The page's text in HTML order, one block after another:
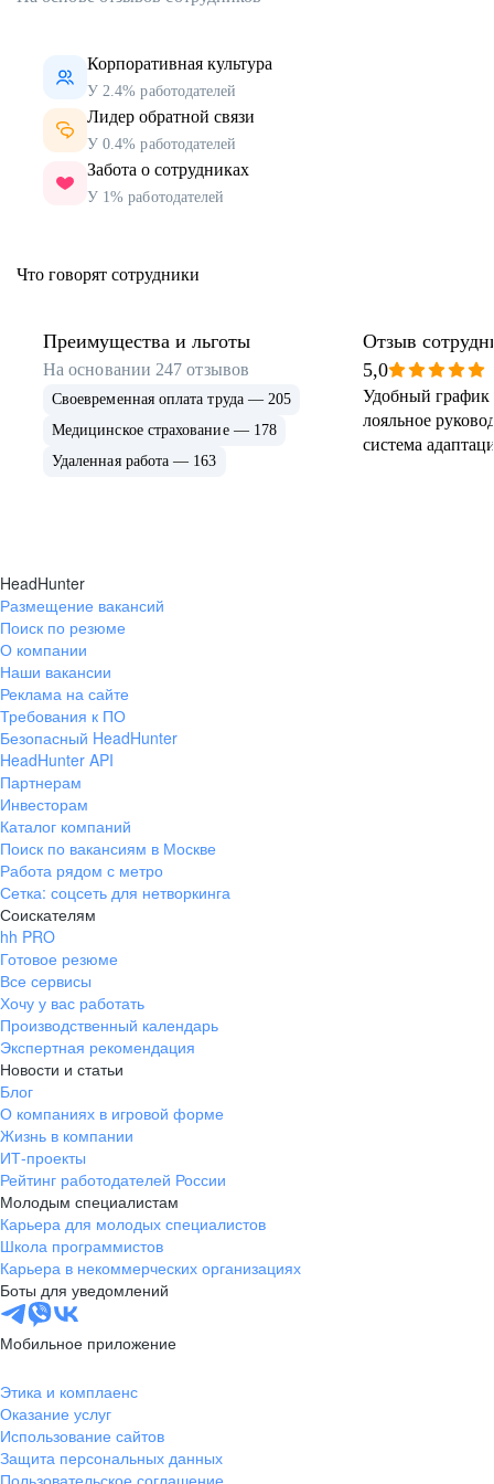
Корпоративная культура
У 2.4% работодателей
Лидер обратной связи
У 0.4% работодателей
Забота о сотрудниках
У 1% работодателей
Что говорят сотрудники
Преимущества и льготы
На основании 247 отзывов
Своевременная оплата труда — 205
Медицинское страхование — 178
Удаленная работа — 163
Отзыв
5,0
Удобный график
лояльное
система
HeadHunter
Размещение вакансий
Поиск по резюме
О компании
Наши вакансии
Реклама на сайте
Требования к ПО
Безопасный HeadHunter
HeadHunter API
Партнерам
Инвесторам
Каталог компаний
Поиск по вакансиям в Москве
Работа рядом с метро
Сетка: соцсеть для нетворкинга
Соискателям
hh PRO
Готовое резюме
Все сервисы
Хочу у вас работать
Производственный календарь
Экспертная рекомендация
Новости и статьи
Блог
О компаниях в игровой форме
Жизнь в компании
ИТ-проекты
Рейтинг работодателей России
Молодым специалистам
Карьера для молодых специалистов
Школа программистов
Карьера в некоммерческих организациях
Боты для уведомлений
Мобильное приложение
Этика и комплаенс
Оказание услуг
Использование сайтов
Защита персональных данных